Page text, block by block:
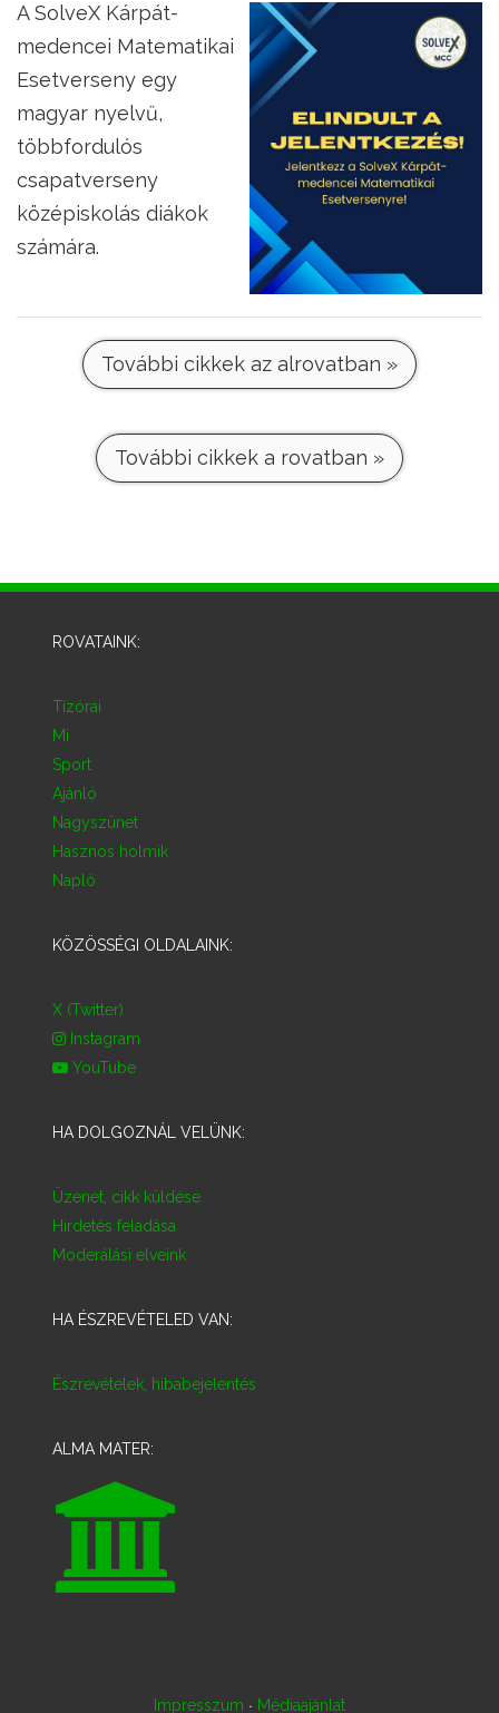
A SolveX Kárpát-
medencei Matematikai
Esetverseny egy
magyar nyelvű,
többfordulós
csapatverseny
középiskolás diákok
számára.
További cikkek az alrovatban »
További cikkek a rovatban »
ROVATAINK:
Tízórai
Mi
Sport
Ajánló
Nagyszünet
Hasznos holmik
Napló
KÖZÖSSÉGI OLDALAINK:
X (Twitter)
Instagram
YouTube
HA DOLGOZNÁL VELÜNK:
Üzenet, cikk küldése
Hirdetés feladása
Moderálási elveink
HA ÉSZREVÉTELED VAN:
Észrevételek, hibabejelentés
ALMA MATER:
Impresszum · Médiaajánlat